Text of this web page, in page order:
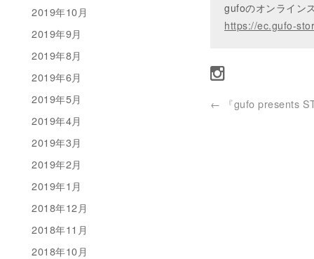
gufoのオンライン
https://ec.gufo-
← 『gufo presents
2019年10月
2019年9月
2019年8月
2019年6月
2019年5月
2019年4月
2019年3月
2019年2月
2019年1月
2018年12月
2018年11月
2018年10月